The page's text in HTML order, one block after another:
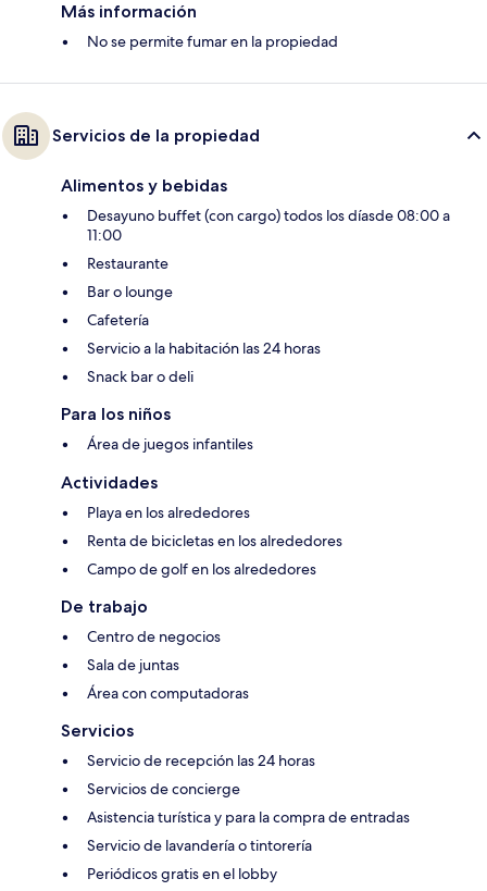
Más información
No se permite fumar en la propiedad
Servicios de la propiedad
Alimentos y bebidas
Desayuno buffet (con cargo) todos los díasde 08:00 a
11:00
Restaurante
Bar o lounge
Cafetería
Servicio a la habitación las 24 horas
Snack bar o deli
Para los niños
Área de juegos infantiles
Actividades
Playa en los alrededores
Renta de bicicletas en los alrededores
Campo de golf en los alrededores
De trabajo
Centro de negocios
Sala de juntas
Área con computadoras
Servicios
Servicio de recepción las 24 horas
Servicios de concierge
Asistencia turística y para la compra de entradas
Servicio de lavandería o tintorería
Periódicos gratis en el lobby